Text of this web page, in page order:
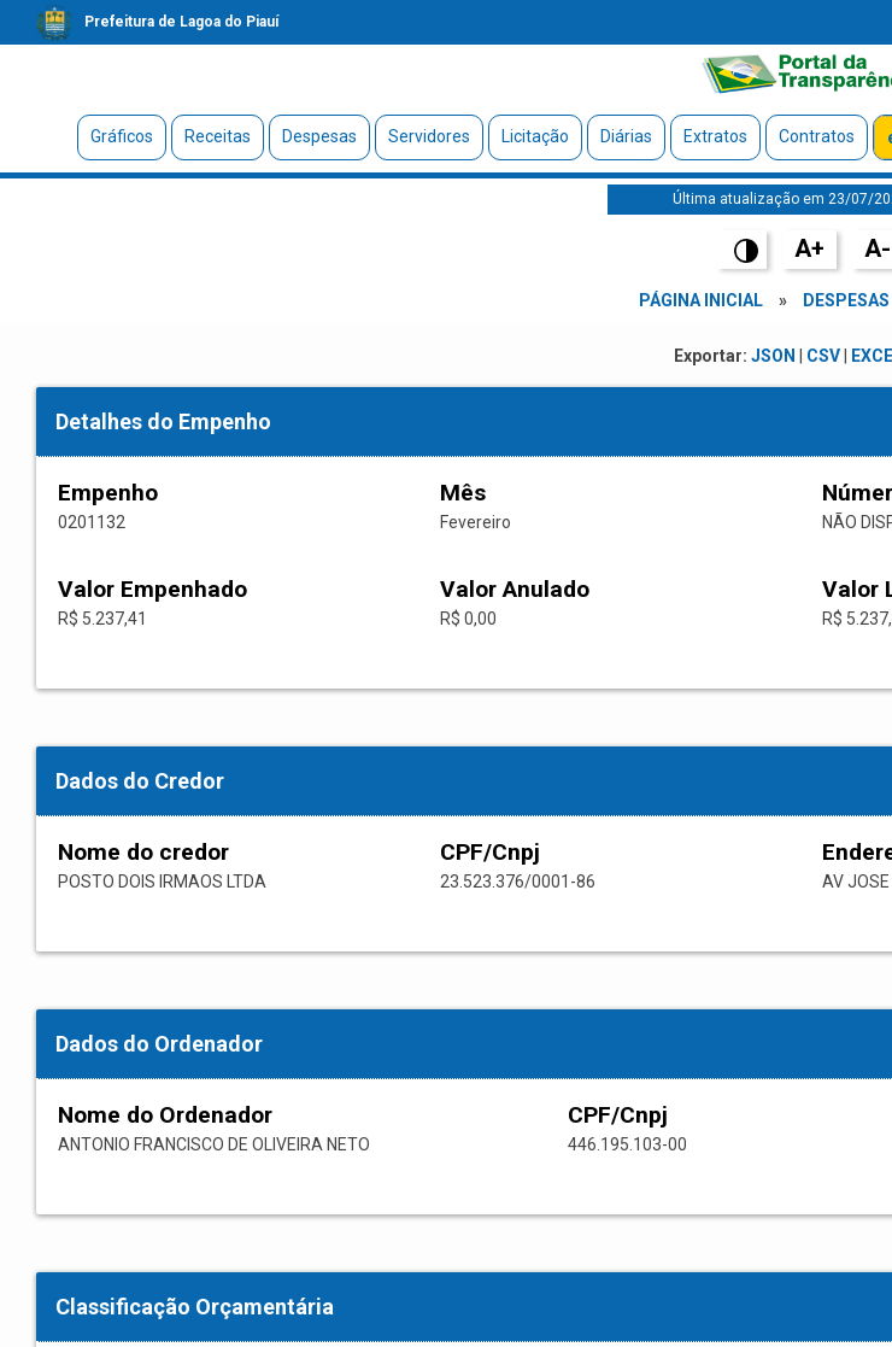
Prefeitura de Lagoa do Piauí
Gráficos Receitas Despesas Servidores Licitação Diárias Extratos Contratos
Última atualização em 23/07/
A+ A-
PÁGINA INICIAL » DESPESAS
Exportar: JSON CSV|
Detalhes do Empenho
Empenho
0201132
Mês
Fevereiro NÃO
Valor Empenhado
R$ 5.237,41
Valor Anulado
R$ 0,00
Valor
R$
Dados do Credor
Nome do credor
POSTO DOIS IRMAOS LTDA
CPF/Cnpj
23.523.376/0001-86 AV
Dados do Ordenador
Nome do Ordenador
ANTONIO FRANCISCO DE OLIVEIRA NETO
CPF/Cnpj
446.195.103-00
Classificação Orçamentária